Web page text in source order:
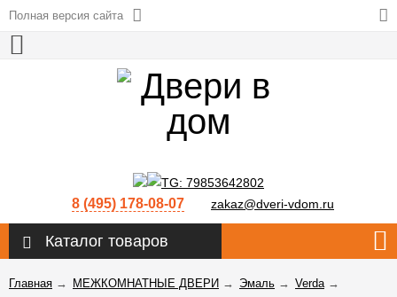
Полная версия сайта
8 (495) 178-08-07 zakaz@dveri-vdom.ru
Каталог товаров
Главная → МЕЖКОМНАТНЫЕ ДВЕРИ → Эмаль → Verda→